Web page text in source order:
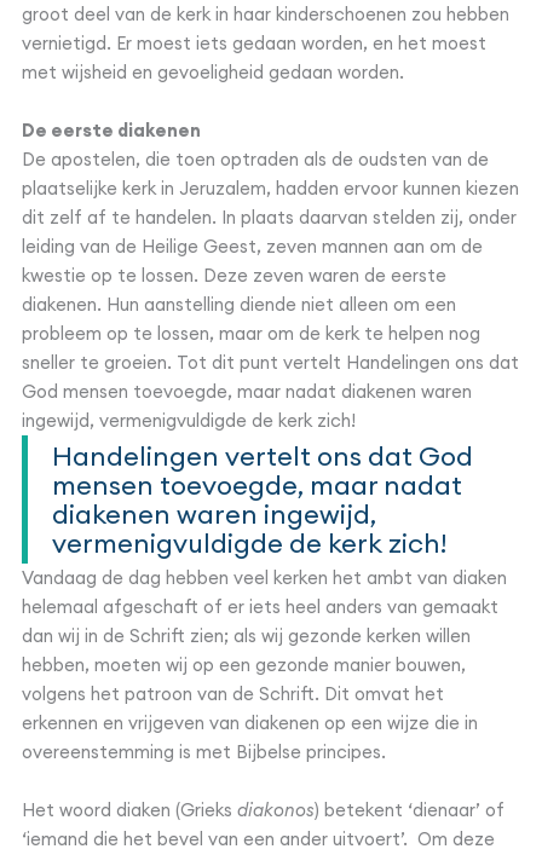
groot deel van de kerk in haar kinderschoenen zou hebben
vernietigd. Er moest iets gedaan worden, en het moest
met wijsheid en gevoeligheid gedaan worden.
De eerste diakenen
De apostelen, die toen optraden als de oudsten van de
plaatselijke kerk in Jeruzalem, hadden ervoor kunnen kiezen
dit zelf af te handelen. In plaats daarvan stelden zij, onder
leiding van de Heilige Geest, zeven mannen aan om de
kwestie op te lossen. Deze zeven waren de eerste
diakenen. Hun aanstelling diende niet alleen om een
probleem op te lossen, maar om de kerk te helpen nog
sneller te groeien. Tot dit punt vertelt Handelingen ons dat
God mensen toevoegde, maar nadat diakenen waren
ingewijd, vermenigvuldigde de kerk zich!
Handelingen vertelt ons dat God
mensen toevoegde, maar nadat
diakenen waren ingewijd,
vermenigvuldigde de kerk zich!
Vandaag de dag hebben veel kerken het ambt van diaken
helemaal afgeschaft of er iets heel anders van gemaakt
dan wij in de Schrift zien; als wij gezonde kerken willen
hebben, moeten wij op een gezonde manier bouwen,
volgens het patroon van de Schrift. Dit omvat het
erkennen en vrijgeven van diakenen op een wijze die in
overeenstemming is met Bijbelse principes.
Het woord diaken (Grieks diakonos) betekent ‘dienaar’ of
‘iemand die het bevel van een ander uitvoert’. Om deze